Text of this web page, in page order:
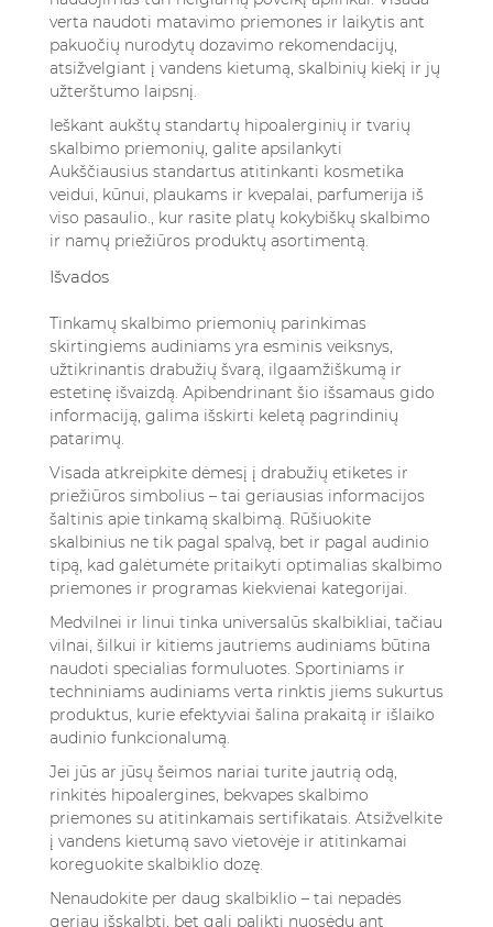
verta naudoti matavimo priemones ir laikytis ant
pakuočių nurodytų dozavimo rekomendacijų,
atsižvelgiant į vandens kietumą, skalbinių kiekį ir jų
užterštumo laipsnį.
Ieškant aukštų standartų hipoalerginių ir tvarių
skalbimo priemonių, galite apsilankyti
Aukščiausius standartus atitinkanti kosmetika
veidui, kūnui, plaukams ir kvepalai, parfumerija iš
viso pasaulio., kur rasite platų kokybiškų skalbimo
ir namų priežiūros produktų asortimentą.
Išvados
Tinkamų skalbimo priemonių parinkimas
skirtingiems audiniams yra esminis veiksnys,
užtikrinantis drabužių švarą, ilgaamžiškumą ir
estetinę išvaizdą. Apibendrinant šio išsamaus gido
informaciją, galima išskirti keletą pagrindinių
patarimų.
Visada atkreipkite dėmesį į drabužių etiketes ir
priežiūros simbolius – tai geriausias informacijos
šaltinis apie tinkamą skalbimą. Rūšiuokite
skalbinius ne tik pagal spalvą, bet ir pagal audinio
tipą, kad galėtumėte pritaikyti optimalias skalbimo
priemones ir programas kiekvienai kategorijai.
Medvilnei ir linui tinka universalūs skalbikliai, tačiau
vilnai, šilkui ir kitiems jautriems audiniams būtina
naudoti specialias formuluotes. Sportiniams ir
techniniams audiniams verta rinktis jiems sukurtus
produktus, kurie efektyviai šalina prakaitą ir išlaiko
audinio funkcionalumą.
Jei jūs ar jūsų šeimos nariai turite jautrią odą,
rinkitės hipoalergines, bekvapes skalbimo
priemones su atitinkamais sertifikatais. Atsižvelkite
į vandens kietumą savo vietovėje ir atitinkamai
koreguokite skalbiklio dozę.
Nenaudokite per daug skalbiklio – tai nepadės
geriau išskalbti, bet gali palikti nuosėdų ant